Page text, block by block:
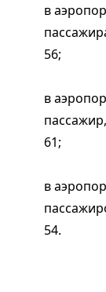
в
56;
в
61;
в
54.